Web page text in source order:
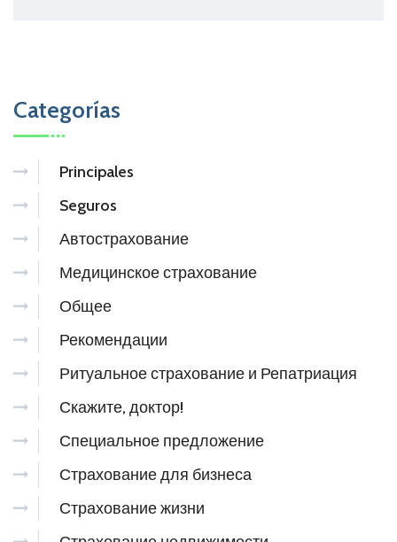
Categorías
Principales
Seguros
Автострахование
Медицинское страхование
Общее
Рекомендации
Ритуальное страхование и Репатриация
Скажите, доктор!
Специальное предложение
Страхование для бизнеса
Страхование жизни